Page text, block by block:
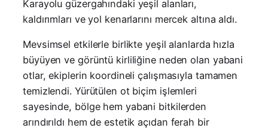
Karayolu güzergahındaki yeşil alanları,
kaldırımları ve yol kenarlarını mercek altına aldı.
Mevsimsel etkilerle birlikte yeşil alanlarda hızla
büyüyen ve görüntü kirliliğine neden olan yabani
otlar, ekiplerin koordineli çalışmasıyla tamamen
temizlendi. Yürütülen ot biçim işlemleri
sayesinde, bölge hem yabani bitkilerden
arındırıldı hem de estetik açıdan ferah bir